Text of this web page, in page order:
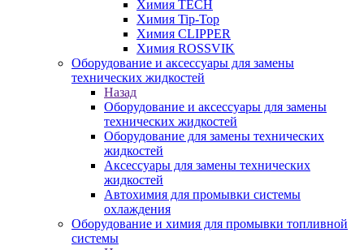
Химия TECH
Химия Tip-Top
Химия CLIPPER
Химия ROSSVIK
Оборудование и аксессуары для замены
технических жидкостей
Назад
Оборудование и аксессуары для замены
технических жидкостей
Оборудование для замены технических
жидкостей
Аксессуары для замены технических
жидкостей
Автохимия для промывки системы
охлаждения
Оборудование и химия для промывки топливной
системы